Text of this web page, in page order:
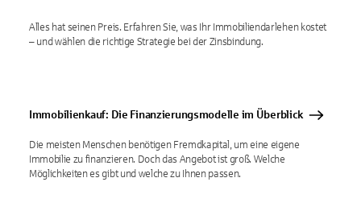
Alles hat seinen Preis. Erfahren Sie, was Ihr Immobiliendarlehen kostet
– und wählen die richtige Strategie bei der Zinsbindung.
Immobilienkauf: Die Finanzierungsmodelle im Überblick
Die meisten Menschen benötigen Fremdkapital, um eine eigene
Immobilie zu finanzieren. Doch das Angebot ist groß. Welche
Möglichkeiten es gibt und welche zu Ihnen passen.